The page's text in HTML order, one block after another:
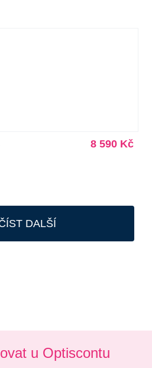
8 590 Kč
DALŠÍ
u Optiscontu